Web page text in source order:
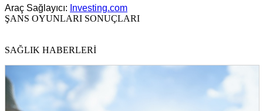
Araç Sağlayıcı: Investing.com
ŞANS OYUNLARI SONUÇLARI
SAĞLIK HABERLERİ